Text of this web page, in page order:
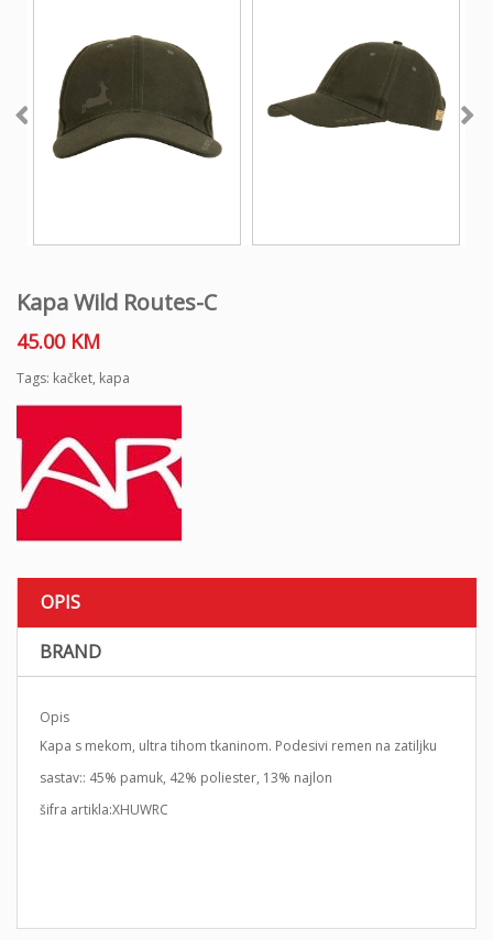
Kapa Wild Routes-C
45.00 KM
Tags: kačket, kapa
OPIS
BRAND
Opis
Kapa s mekom, ultra tihom tkaninom. Podesivi remen na zatiljku
sastav:: 45% pamuk, 42% poliester, 13% najlon
šifra artikla:XHUWRC